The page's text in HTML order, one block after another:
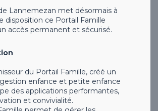
Lannemezan met désormais à
disposition ce Portail Famille
accès permanent et sécurisé.
du Portail Famille, créé un
enfance et petite enfance
des applications performantes,
et convivialité.